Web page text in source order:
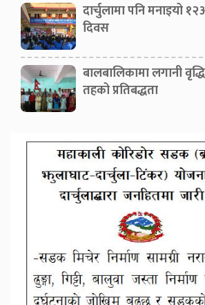
दार्चुलामा पनि मनाइयो
दिवस
बालबालिकामा लगानी
तहको प्रतिबद्धता